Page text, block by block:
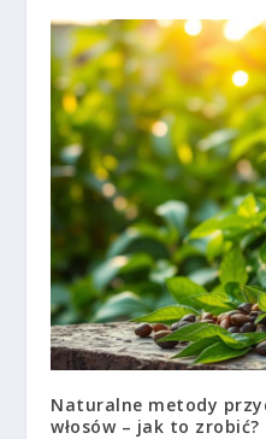
Naturalne metody
włosów – jak to zrobić?